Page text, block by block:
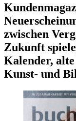
zwischen
Zukunft
Kalender,
Kunst- und